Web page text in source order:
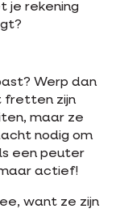
je rekening
Werp dan
fretten zijn
maar ze
nodig om
een peuter
actief!
want ze zijn